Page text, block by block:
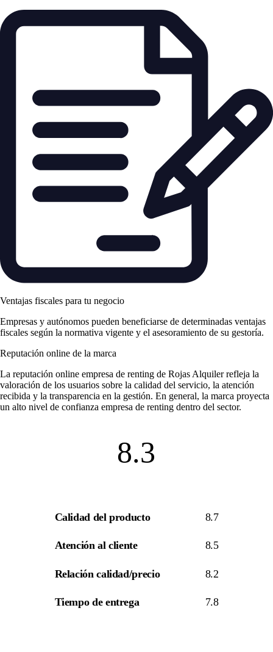
Ventajas fiscales para tu negocio
Empresas y autónomos pueden beneficiarse de determinadas ventajas
fiscales según la normativa vigente y el asesoramiento de su gestoría.
Reputación online de la marca
La reputación online empresa de renting de Rojas Alquiler refleja la
valoración de los usuarios sobre la calidad del servicio, la atención
recibida y la transparencia en la gestión. En general, la marca proyecta
un alto nivel de confianza empresa de renting dentro del sector.
8.3
Calidad del producto 8.7
Atención al cliente 8.5
Relación calidad/precio 8.2
Tiempo de entrega 7.8